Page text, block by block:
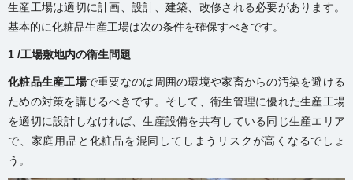
生産工場は適切に計画、設計、建築、改修される必要があります。
基本的に化粧品生産工場は次の条件を確保すべきです。
1 /工場敷地内の衛生問題
化粧品生産工場で重要なのは周囲の環境や家畜からの汚染を避ける
ための対策を講じるべきです。そして、衛生管理に優れた生産工場
を適切に設計しなければ、生産設備を共有している同じ生産エリア
で、家庭用品と化粧品を混同してしまうリスクが高くなるでしょ
う。